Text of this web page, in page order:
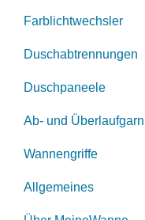
Farblichtwechsler
Duschabtrennungen
Duschpaneele
Ab- und
Wannengriffe
Allgemeines